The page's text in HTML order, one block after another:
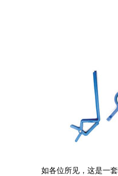
如各位所见，这是一套